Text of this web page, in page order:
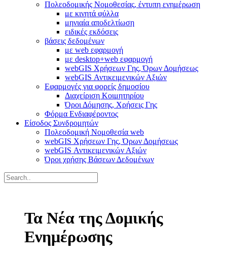
Πολεοδομικής Νομοθεσίας, έντυπη ενημέρωση
με κινητά φύλλα
μηνιαία αποδελτίωση
ειδικές εκδόσεις
βάσεις δεδομένων
με web εφαρμογή
με desktop+web εφαρμογή
webGIS Χρήσεων Γης, Όρων Δομήσεως
webGIS Αντικειμενικών Αξιών
Εφαρμογές για φορείς δημοσίου
Διαχείριση Κοιμητηρίου
Όροι Δόμησης, Χρήσεις Γης
Φόρμα Ενδιαφέροντος
Είσοδος Συνδρομητών
Πολεοδομική Νομοθεσία web
webGIS Χρήσεων Γης, Όρων Δομήσεως
webGIS Αντικειμενικών Αξιών
Όροι χρήσης Βάσεων Δεδομένων
Τα Νέα της Δομικής
Ενημέρωσης